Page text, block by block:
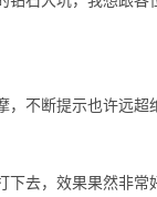
，不断提示也许远超
下去，效果果然非常